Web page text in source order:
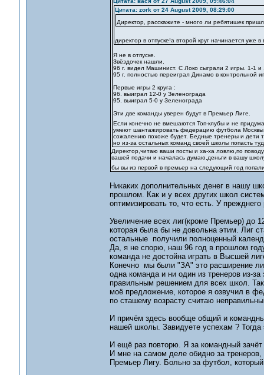
Цитата: zork от 24 August 2009, 08:29:00
Директор, расскажите - много ли ребятишек
директор в отпуске!а второй круг начинается уже в
Я не в отпуске.
Звёздочек нашли.
96 г. видел Машинист. С Локо сыграли 2 игры. 1-1 и
95 г. полностью переиграл Динамо в контрольной
Первые игры 2 круга :
96. выиграл 12-0 у Зеленограда
95. выиграл 5-0 у Зеленограда
Эти две команды уверен будут в Премьер Лиге.
Если конечно не вмешаются Топ-клубы и не
умеют шантажировать федерацию футбола
сожалению похоже будет. Бедные тренеры и дети
но из-за остальных команд своей школы попасть
Директор,читаю ваши посты и ха-ха ловлю,по
вашей подачи и началась думаю,деньги в вашу
бы вы из первой в премьер на следующий год
Никаких дополнительных денег в нашу
прошлом. Как и у всех других школ
оптимизировать то, что есть. У
Увеличение всех лиг(кроме Премьер) до
которая была бы не довольна этим. Лиг
остальные получили полноценный
Да, я не спорю, наш 96 год в прошлом
команда не достойна играть в Высшей
Конечно мы были "ЗА" это расширение
одна команда и ни один из тренеров из-
правильным решением для всех школ.
моё предложение, которое я озвучил в
по сташему возрасту считаю
И причём здесь вообще общий и
нашей школы. Завидуете успехам ? Тогда
И ещё раз повторю. Я за командный зачёт
И мне на самом деле обидно за тренеров,
Премьер Лигу. Больно за футбол,